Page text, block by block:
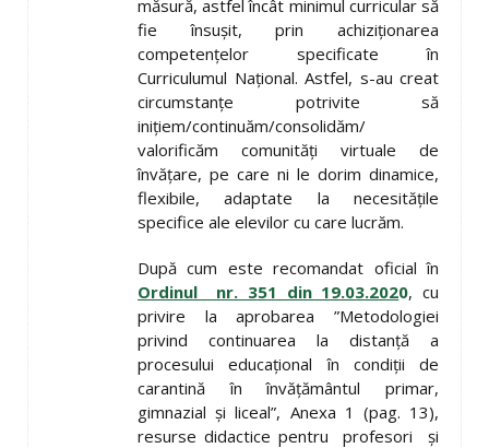
măsură, astfel încât minimul curricular să
fie însușit, prin achiziționarea
competențelor specificate în
Curriculumul Național. Astfel, s-au creat
circumstanțe potrivite să
inițiem/continuăm/consolidăm/
valorificăm comunități virtuale de
învățare, pe care ni le dorim dinamice,
flexibile, adaptate la necesitățile
specifice ale elevilor cu care lucrăm.
După cum este recomandat oficial în
Ordinul nr. 351 din 19.03.2020, cu
privire la aprobarea ”Metodologiei
privind continuarea la distanță a
procesului educațional în condiții de
carantină în învățământul primar,
gimnazial și liceal”, Anexa 1 (pag. 13),
resurse didactice pentru profesori și